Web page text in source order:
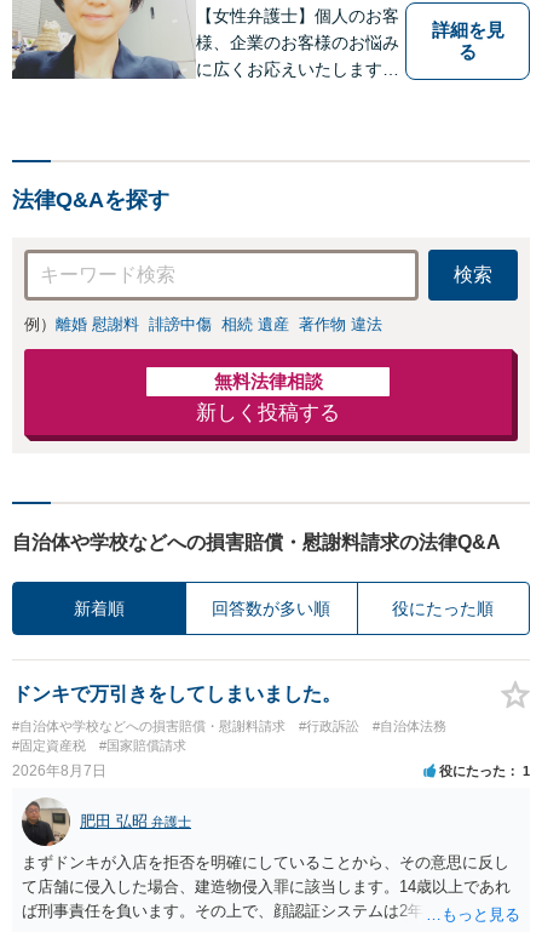
【女性弁護士】個人のお客
様、企業のお客様のお悩み
に広くお応えいたします。
詳細を見
る
法律Q&Aを探す
検索
例） 離婚 慰謝料 誹謗中傷 相続 遺産 著作物 違法
無料法律相談
新しく投稿する
自治体や学校などへの損害賠償・慰謝料請求の法律Q&A
新着順 回答数が多い順 役にたった順
ドンキで万引きをしてしまいました。
#自治体や学校などへの損害賠償・慰謝料請求 #行政訴訟
#自治体法務
#固定資産税
#国家賠償請求
2026年8月7日 役にたった 1
肥田 弘昭 弁護士
まずドンキが入店を拒否を明確にしていることから、その意思に反し
て店舗に侵入した場合、建造物侵入罪に該当します。14歳以上であれ
ば刑事責任を負います。その上で、顔認証システムは2年程度で削除さ